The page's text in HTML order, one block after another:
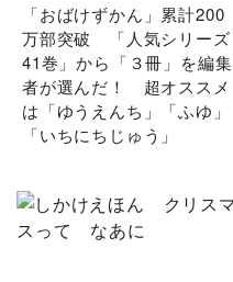
「おばけずかん」累計200
万部突破 「人気シリーズ
41巻」から「３冊」を編集
者が選んだ！ 超オススメ
は「ゆうえんち」「ふゆ」
「いちにちじゅう」